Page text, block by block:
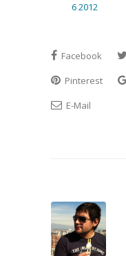
6 2012
Facebook
Pinterest
E-Mail